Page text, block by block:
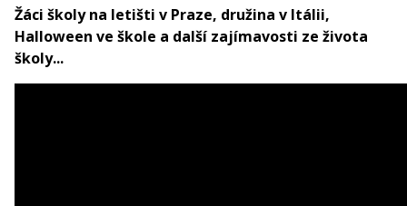
Žáci školy na letišti v Praze, družina v Itálii,
Halloween ve škole a další zajímavosti ze života
školy...